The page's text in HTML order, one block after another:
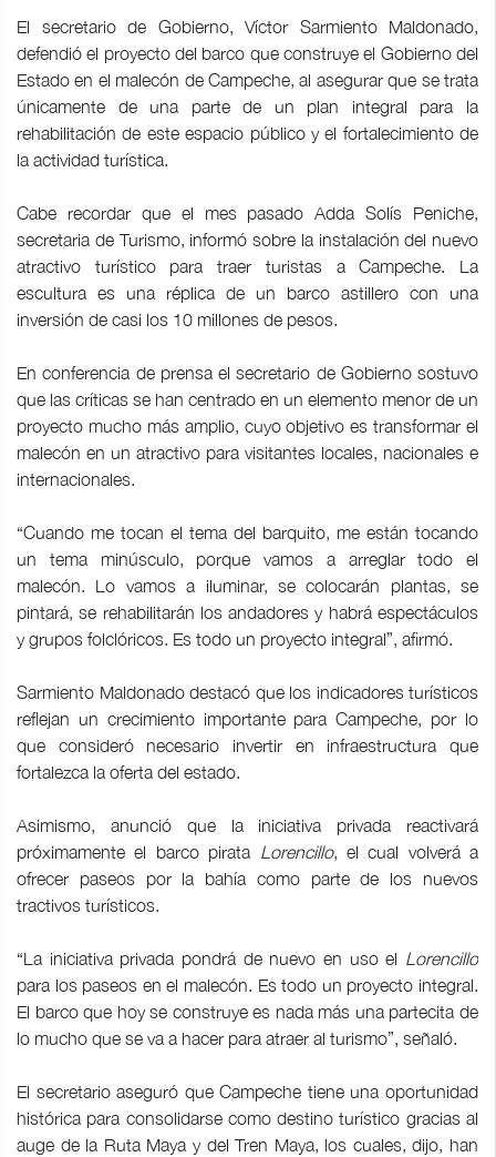
El secretario de Gobierno, Víctor Sarmiento Maldonado,
defendió el proyecto del barco que construye el Gobierno del
Estado en el malecón de Campeche, al asegurar que se trata
únicamente de una parte de un plan integral para la
rehabilitación de este espacio público y el fortalecimiento de
la actividad turística.
Cabe recordar que el mes pasado Adda Solís Peniche,
secretaria de Turismo, informó sobre la instalación del nuevo
atractivo turístico para traer turistas a Campeche. La
escultura es una réplica de un barco astillero con una
inversión de casi los 10 millones de pesos.
En conferencia de prensa el secretario de Gobierno sostuvo
que las críticas se han centrado en un elemento menor de un
proyecto mucho más amplio, cuyo objetivo es transformar el
malecón en un atractivo para visitantes locales, nacionales e
internacionales.
“Cuando me tocan el tema del barquito, me están tocando
un tema minúsculo, porque vamos a arreglar todo el
malecón. Lo vamos a iluminar, se colocarán plantas, se
pintará, se rehabilitarán los andadores y habrá espectáculos
y grupos folclóricos. Es todo un proyecto integral”, afirmó.
Sarmiento Maldonado destacó que los indicadores turísticos
reflejan un crecimiento importante para Campeche, por lo
que consideró necesario invertir en infraestructura que
fortalezca la oferta del estado.
Asimismo, anunció que la iniciativa privada reactivará
próximamente el barco pirata Lorencillo, el cual volverá a
ofrecer paseos por la bahía como parte de los nuevos
tractivos turísticos.
“La iniciativa privada pondrá de nuevo en uso el Lorencillo
para los paseos en el malecón. Es todo un proyecto integral.
El barco que hoy se construye es nada más una partecita de
lo mucho que se va a hacer para atraer al turismo”, señaló.
El secretario aseguró que Campeche tiene una oportunidad
histórica para consolidarse como destino turístico gracias al
auge de la Ruta Maya y del Tren Maya, los cuales, dijo, han